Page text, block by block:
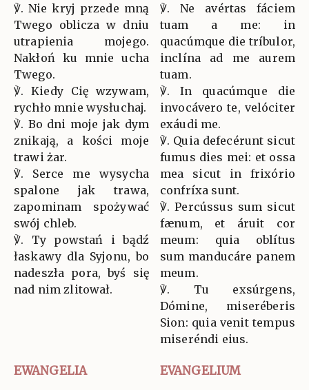
℣. Nie kryj przede mną
Twego oblicza w dniu
utrapienia mojego.
Nakłoń ku mnie ucha
Twego.
℣. Kiedy Cię wzywam,
rychło mnie wysłuchaj.
℣. Bo dni moje jak dym
znikają, a kości moje
trawi żar.
℣. Serce me wysycha
spalone jak trawa,
zapominam spożywać
swój chleb.
℣. Ty powstań i bądź
łaskawy dla Syjonu, bo
nadeszła pora, byś się
nad nim zlitował.
℣. Ne avértas fáciem
tuam a me: in
quacúmque die tríbulor,
inclína ad me aurem
tuam.
℣. In quacúmque die
invocávero te, velóciter
exáudi me.
℣. Quia defecérunt sicut
fumus dies mei: et ossa
mea sicut in frixório
confríxa sunt.
℣. Percússus sum sicut
fænum, et áruit cor
meum: quia oblítus
sum manducáre panem
meum.
℣. Tu exsúrgens,
Dómine, miseréberis
Sion: quia venit tempus
miseréndi eius.
EWANGELIA EVANGELIUM